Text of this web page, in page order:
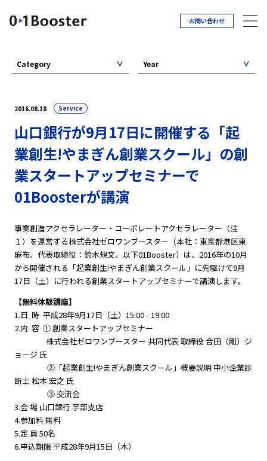
お問い合わせ
2016.08.18 Service
山口銀行が9月17日に開催する「起
業創生!やまぎん創業スクール」の創
業スタートアップセミナーで
01Boosterが講演
事業創造アクセラレーター・コーポレートアクセラレーター（注
１）を運営する株式会社ゼロワンブースター（本社：東京都港区東
麻布、代表取締役：鈴木規文、以下01Booster）は、2016年の10月
から開催される「起業創生!やまぎん創業スクール」に先駆けて9月
17日（土）に行われる創業スタートアップセミナーで講演します。
【無料体験講座】
1.日 時 平成28年9月17日（土）15:00 - 19:00
2.内 容 ① 創業スタートアップセミナー
株式会社ゼロワンブースター 共同代表 取締役 合田（剛）ジ
ョージ 氏
②「起業創生!やまぎん創業スクール」概要説明 中小企業診
断士 松本 宏之 氏
③ 交流会
3.会 場 山口銀行 宇部支店
4.参加料 無料
5.定 員 50名
6.申込期限 平成28年9月15日（木）
Category Year